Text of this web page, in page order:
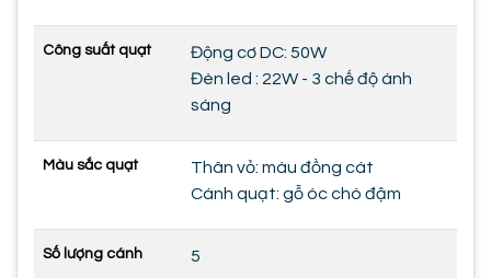
Công suất quạt
Động cơ DC: 50W
Đèn led : 22W - 3 chế độ ánh
sáng
Màu sắc quạt
Thân vỏ: màu đồng cát
Cánh quạt: gỗ óc chó đậm
Số lượng cánh 5